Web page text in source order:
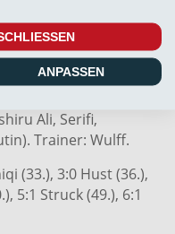
Duru, Ntika (Kap.),
Krasniqi, Nwokoma –
Ali, Serifi,
Trainer: Wulff.
(33.), 3:0 Hust (36.),
5:1 Struck (49.), 6:1
ANPASSEN